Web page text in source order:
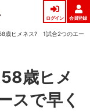
ログイン 会員登録
歳ヒメネス? 1試合2つのエー
歳ヒメ
スで早く